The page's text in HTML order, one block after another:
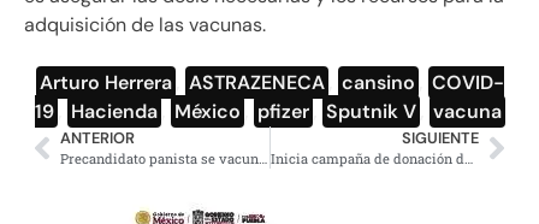
adquisición de las vacunas.
Arturo Herrera ASTRAZENECA cansino
COVID-
19
Hacienda México pfizer Sputnik V vacuna
ANTERIOR
Precandidato panista se vacunó en EEUU para hacer «una campaña sin riesgos»
SIGUIENTE
Inicia campaña de donación de tanques de oxigeno en Xochimilco